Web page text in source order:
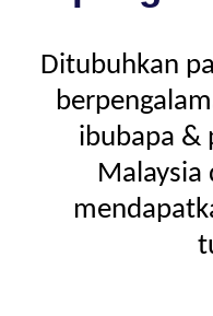
Ditubuhkan
ibubapa &
Malaysia